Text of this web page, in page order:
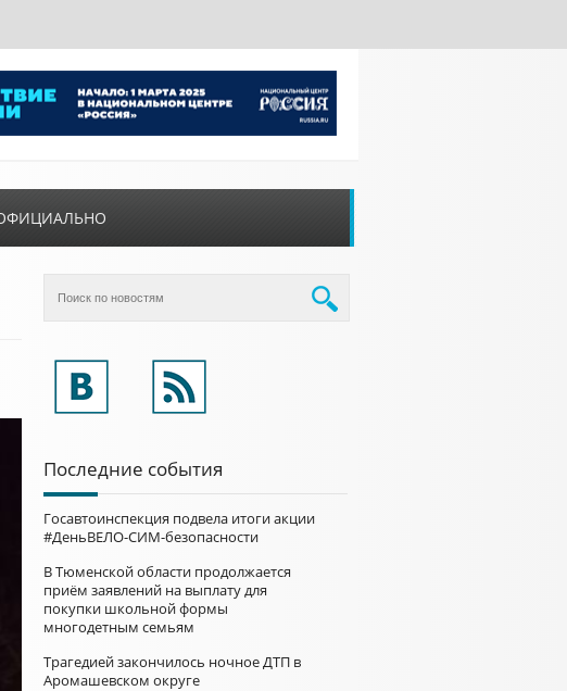
Последние события
Госавтоинспекция подвела итоги акции
#ДеньВЕЛО-СИМ-безопасности
В Тюменской области продолжается
приём заявлений на выплату для
покупки школьной формы
многодетным семьям
Трагедией закончилось ночное ДТП в
Аромашевском округе